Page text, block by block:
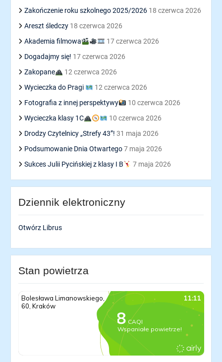
Zakończenie roku szkolnego 2025/2026 18 czerwca 2026
Areszt śledczy 18 czerwca 2026
Akademia filmowa
17 czerwca 2026
Dogadajmy się! 17 czerwca 2026
Zakopane
12 czerwca 2026
Wycieczka do Pragi
12 czerwca 2026
Fotografia z innej perspektywy
10 czerwca 2026
Wycieczka klasy 1C
10 czerwca 2026
Drodzy Czytelnicy „Strefy 43”! 31 maja 2026
Podsumowanie Dnia Otwartego 7 maja 2026
Sukces Julii Pycińskiej z klasy I B
7 maja 2026
Dziennik elektroniczny
Otwórz Librus
Stan powietrza